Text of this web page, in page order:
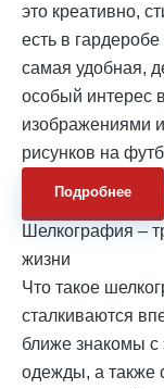
это креативно,
есть в
самая удобная,
особый интерес
изображениями
рисунков на
Подробнее
Шелкография –
жизни
Что такое
сталкиваются
ближе знакомы с
одежды, а также